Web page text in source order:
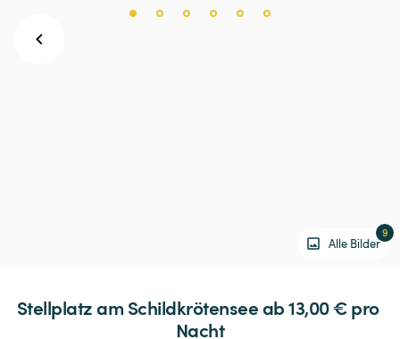
Alle Bilder
9
Stellplatzam Schildkrötensee ab 13,00 € pro
Nacht